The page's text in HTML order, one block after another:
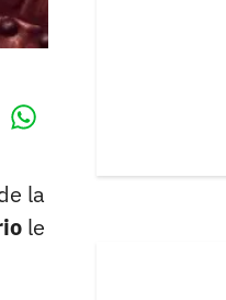
la
le